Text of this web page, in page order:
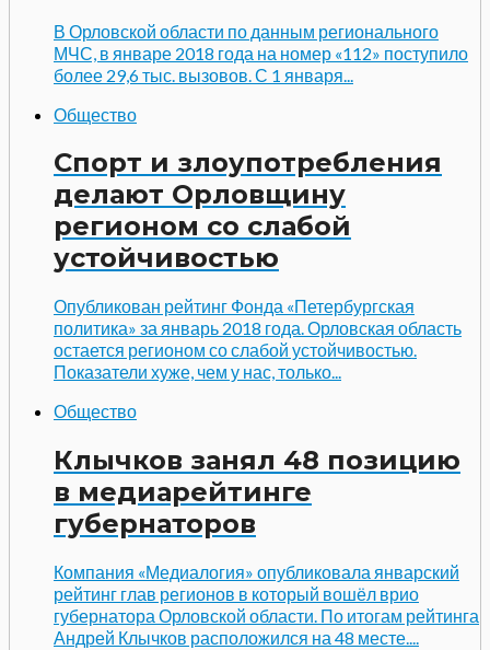
В Орловской области по данным регионального
МЧС, в январе 2018 года на номер «112» поступило
более 29,6 тыс. вызовов. С 1 января...
Общество
Спорт и злоупотребления
делают Орловщину
регионом со слабой
устойчивостью
Опубликован рейтинг Фонда «Петербургская
политика» за январь 2018 года. Орловская область
остается регионом со слабой устойчивостью.
Показатели хуже, чем у нас, только...
Общество
Клычков занял 48 позицию
в медиарейтинге
губернаторов
Компания «Медиалогия» опубликовала январский
рейтинг глав регионов в который вошёл врио
губернатора Орловской области. По итогам рейтинга
Андрей Клычков расположился на 48 месте....